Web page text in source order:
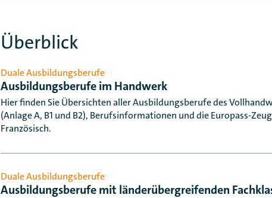
Überblick
Duale Ausbildungsberufe
Ausbildungsberufe im Handwerk
Hier finden Sie Übersichten aller Ausbildungsberufe des
(Anlage A, B1 und B2), Berufsinformationen und die Europass-
Französisch.
Duale Ausbildungsberufe
Ausbildungsberufe mit länderübergreifenden